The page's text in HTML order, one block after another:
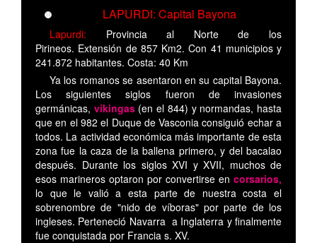
LAPURDI: Capital Bayona
Lapurdi: Provincia al Norte de los
Pirineos. Extensión de 857 Km2. Con 41 municipios y
241.872 habitantes. Costa: 40 Km
Ya los romanos se asentaron en su capital Bayona.
Los siguientes siglos fueron de invasiones
germánicas, vikingas (en el 844) y normandas, hasta
que en el 982 el Duque de Vasconia consiguió echar a
todos. La actividad económica más importante de esta
zona fue la caza de la ballena primero, y del bacalao
después. Durante los siglos XVI y XVII, muchos de
esos marineros optaron por convertirse en corsarios,
lo que le valió a esta parte de nuestra costa el
sobrenombre de "nido de víboras" por parte de los
ingleses. Perteneció Navarra a Inglaterra y finalmente
fue conquistada por Francia s. XV.